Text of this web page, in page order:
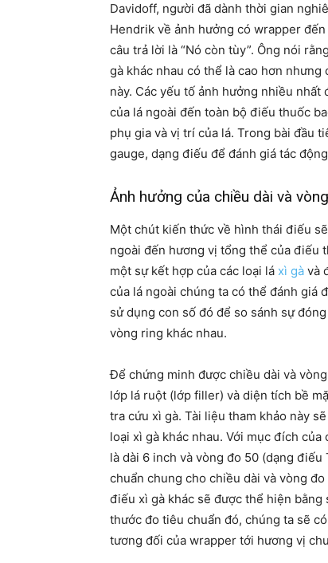
Davidoff, người đã dành thời gian
Hendrik về ảnh hưởng có wrapper
câu trả lời là “Nó còn tùy”. Ông nói
gà khác nhau có thể là cao hơn
này. Các yếu tố ảnh hưởng nhiều
của lá ngoài đến toàn bộ điếu thuốc
phụ gia và vị trí của lá. Trong bài đầu
gauge, dạng điếu để đánh giá tác
Ảnh hưởng của chiều dài và
Một chút kiến thức về hình thái điếu
ngoài đến hương vị tổng thể của điếu
một sự kết hợp của các loại lá xì gà và
của lá ngoài chúng ta có thể đánh giá
sử dụng con số đó để so sánh sự
vòng ring khác nhau.
Để chứng minh được chiều dài và
lớp lá ruột (lớp filler) và diện tích bề
tra cứu xì gà. Tài liệu tham khảo này
loại xì gà khác nhau. Với mục đích
là dài 6 inch và vòng đo 50 (dạng
chuẩn chung cho chiều dài và vòng
điếu xì gà khác sẽ được thể hiện
thước đo tiêu chuẩn đó, chúng ta sẽ
tương đối của wrapper tới hương vị